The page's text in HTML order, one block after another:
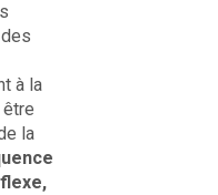
à la
la